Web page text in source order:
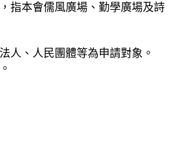
指本會儒風廣場、勤學廣場及詩
人、人民團體等為申請對象。